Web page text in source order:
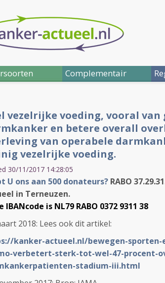
Complementair
vezelrijke voeding, vooral
en betere overall
van operabele
vezelrijke voeding.
30/11/2017 14:28:05
U ons aan 500 donateurs? RABO
in Terneuzen.
IBANcode is NL79 RABO 0372 9311 38
2018: Lees ook dit artikel:
kanker-actueel.nl/bewegen-
verbetert-sterk-tot-wel-47-procent-
stadium-iii.html